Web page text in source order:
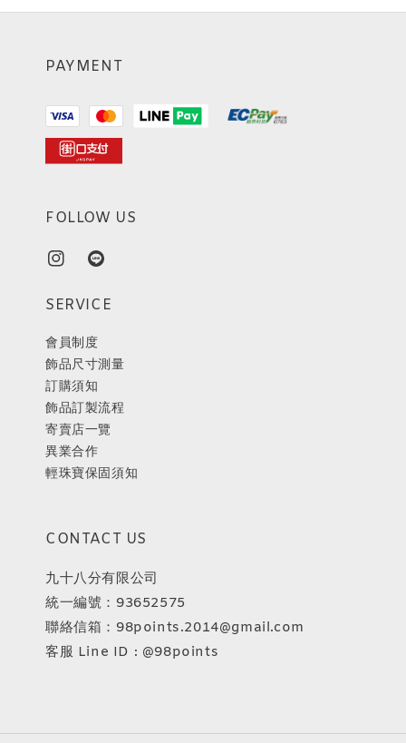
PAYMENT
FOLLOW US
SERVICE
會員制度
飾品尺寸測量
訂購須知
飾品訂製流程
寄賣店一覽
異業合作
輕珠寶保固須知
CONTACT US
九十八分有限公司
統一編號：93652575
聯絡信箱：98points.2014@gmail.com
客服 Line ID : @98points